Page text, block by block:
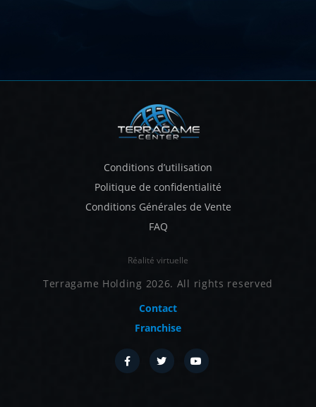
Conditions d’utilisation
Politique de confidentialité
Conditions Générales de Vente
FAQ
Réalité virtuelle
Terragame Holding 2026. All rights reserved
Contact
Franchise